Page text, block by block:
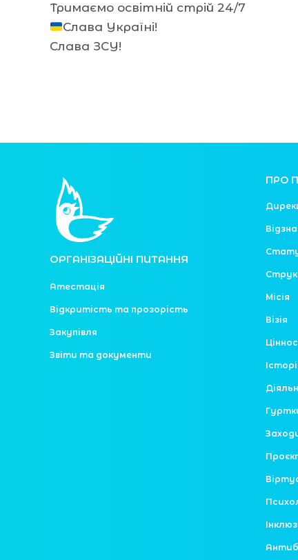
Тримаємо освітній стрій 24/7
Слава Україні!
Слава ЗСУ!
ОРГАНІЗАЦІЙНІ ПИТАННЯ
Атестація
Відкритість та прозорість
Закупівля
Звіти та документи
ПРО
Місія
Візія